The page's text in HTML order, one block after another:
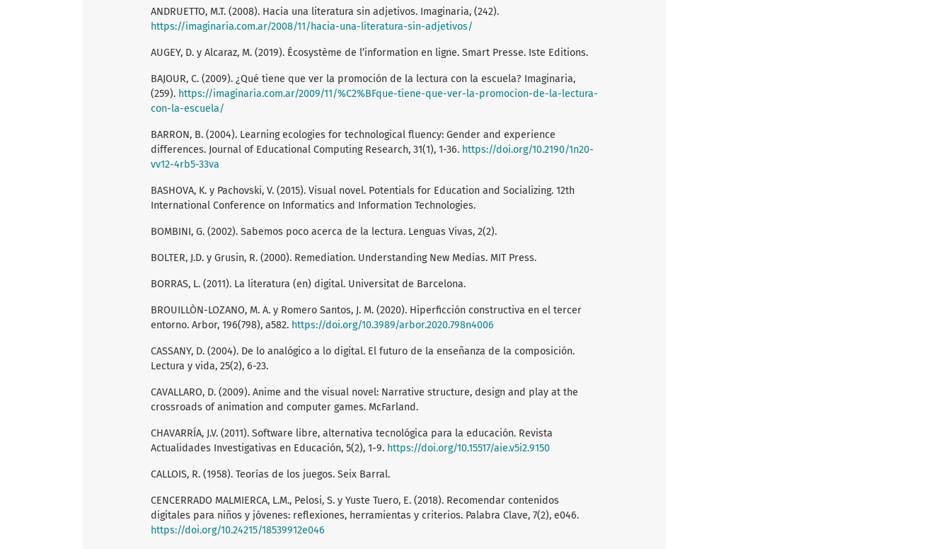
ANDRUETTO, M.T. (2008). Hacia una literatura sin adjetivos. Imaginaria, (242).
https://imaginaria.com.ar/2008/11/hacia-una-literatura-sin-adjetivos/
AUGEY, D. y Alcaraz, M. (2019). Écosystème de l’information en ligne. Smart Presse. Iste Editions.
BAJOUR, C. (2009). ¿Qué tiene que ver la promoción de la lectura con la escuela? Imaginaria,
(259). https://imaginaria.com.ar/2009/11/%C2%BFque-tiene-que-ver-la-promocion-de-la-lectura-
con-la-escuela/
BARRON, B. (2004). Learning ecologies for technological fluency: Gender and experience
differences. Journal of Educational Computing Research, 31(1), 1-36. https://doi.org/10.2190/1n20-
vv12-4rb5-33va
BASHOVA, K. y Pachovski, V. (2015). Visual novel. Potentials for Education and Socializing. 12th
International Conference on Informatics and Information Technologies.
BOMBINI, G. (2002). Sabemos poco acerca de la lectura. Lenguas Vivas, 2(2).
BOLTER, J.D. y Grusin, R. (2000). Remediation. Understanding New Medias. MIT Press.
BORRAS, L. (2011). La literatura (en) digital. Universitat de Barcelona.
BROUILLÒN-LOZANO, M. A. y Romero Santos, J. M. (2020). Hiperficción constructiva en el tercer
entorno. Arbor, 196(798), a582. https://doi.org/10.3989/arbor.2020.798n4006
CASSANY, D. (2004). De lo analógico a lo digital. El futuro de la enseñanza de la composición.
Lectura y vida, 25(2), 6-23.
CAVALLARO, D. (2009). Anime and the visual novel: Narrative structure, design and play at the
crossroads of animation and computer games. McFarland.
CHAVARRÍA, J.V. (2011). Software libre, alternativa tecnológica para la educación. Revista
Actualidades Investigativas en Educación, 5(2), 1-9. https://doi.org/10.15517/aie.v5i2.9150
CALLOIS, R. (1958). Teorías de los juegos. Seix Barral.
CENCERRADO MALMIERCA, L.M., Pelosi, S. y Yuste Tuero, E. (2018). Recomendar contenidos
digitales para niños y jóvenes: reflexiones, herramientas y criterios. Palabra Clave, 7(2), e046.
https://doi.org/10.24215/18539912e046